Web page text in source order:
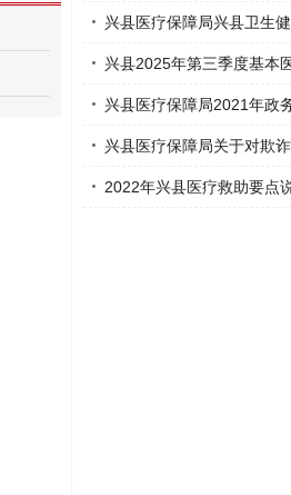
兴县医疗保障局兴县卫生
兴县2025年第三季度基本
兴县医疗保障局2021年政
兴县医疗保障局关于对欺
2022年兴县医疗救助要点